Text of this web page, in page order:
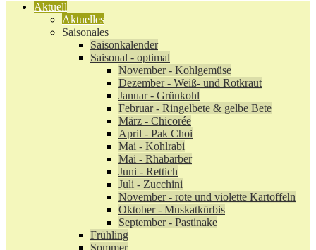
Aktuell
Aktuelles
Saisonales
Saisonkalender
Saisonal - optimal
November - Kohlgemüse
Dezember - Weiß- und Rotkraut
Januar - Grünkohl
Februar - Ringelbete & gelbe Bete
März - Chicorée
April - Pak Choi
Mai - Kohlrabi
Mai - Rhabarber
Juni - Rettich
Juli - Zucchini
November - rote und violette Kartoffeln
Oktober - Muskatkürbis
September - Pastinake
Frühling
Sommer